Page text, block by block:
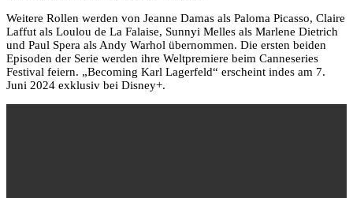
Weitere Rollen werden von Jeanne Damas als Paloma Picasso, Claire
Laffut als Loulou de La Falaise, Sunnyi Melles als Marlene Dietrich
und Paul Spera als Andy Warhol übernommen. Die ersten beiden
Episoden der Serie werden ihre Weltpremiere beim Canneseries
Festival feiern. „Becoming Karl Lagerfeld“ erscheint indes am 7.
Juni 2024 exklusiv bei Disney+.